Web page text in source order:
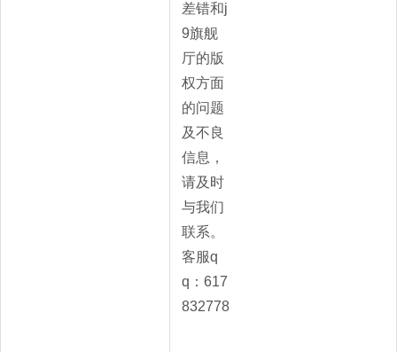
差错和j
9旗舰
厅的版
权方面
的问题
及不良
信息，
请及时
与我们
联系。
客服q
q：617
832778